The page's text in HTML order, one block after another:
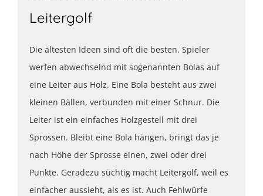
Leitergolf
Die ältesten Ideen sind oft die besten. Spieler
werfen abwechselnd mit sogenannten Bolas auf
eine Leiter aus Holz. Eine Bola besteht aus zwei
kleinen Bällen, verbunden mit einer Schnur. Die
Leiter ist ein einfaches Holzgestell mit drei
Sprossen. Bleibt eine Bola hängen, bringt das je
nach Höhe der Sprosse einen, zwei oder drei
Punkte. Geradezu süchtig macht Leitergolf, weil es
einfacher aussieht, als es ist. Auch Fehlwürfe